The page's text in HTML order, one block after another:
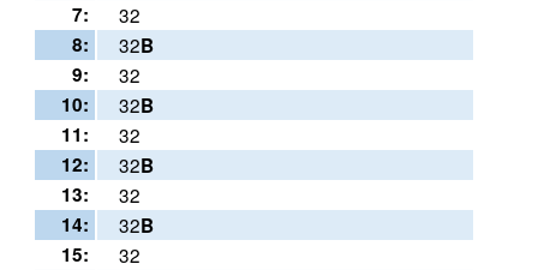
7:
32
8:
32B
9:
32
10:
32B
11:
32
12:
32B
13:
32
14:
32B
15:
32